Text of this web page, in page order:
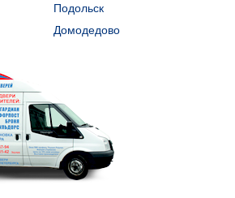
Подольск
Домодедово